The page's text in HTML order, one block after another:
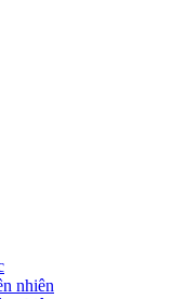
nhiên